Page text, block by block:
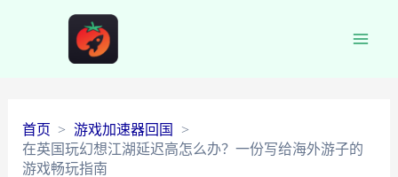
首页
游戏加速器回国
在英国玩幻想江湖延迟高怎么办？一份写给海外游子的
游戏畅玩指南